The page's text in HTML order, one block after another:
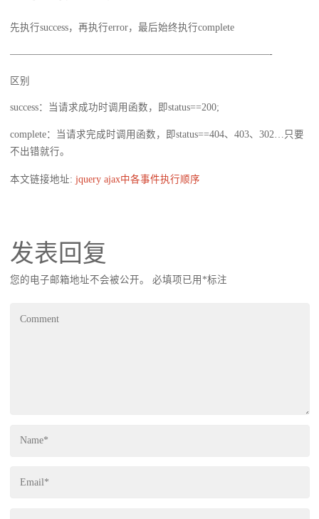
先执行success，再执行error，最后始终执行complete
——————————————————————————-
区别
success：当请求成功时调用函数，即status==200;
complete：当请求完成时调用函数，即status==404、403、302…只要
不出错就行。
本文链接地址: jquery ajax中各事件执行顺序
发表回复
您的电子邮箱地址不会被公开。 必填项已用 *标注